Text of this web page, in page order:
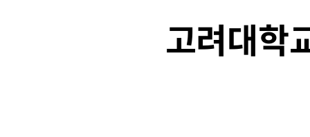
고려대학